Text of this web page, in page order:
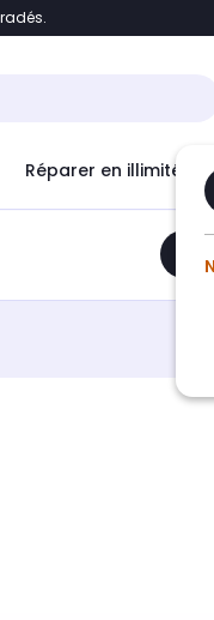
Accéder
Réparer en illimité